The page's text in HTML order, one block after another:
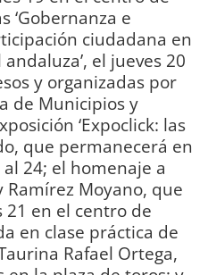
‘Gobernanza e
ciudadana en
el jueves 20
y organizadas por
de Municipios y
‘Expoclick: las
que permanecerá en
24; el homenaje a
Ramírez Moyano, que
en el centro de
en clase práctica de
Rafael Ortega,